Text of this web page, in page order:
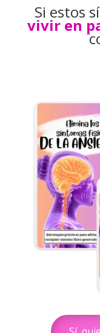
Si estos
vivir en